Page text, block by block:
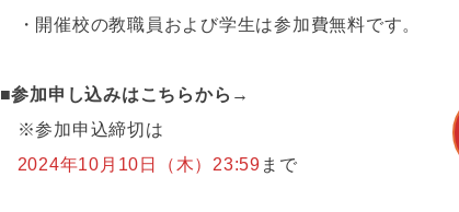
・開催校の教職員および学生は参加費無料です。
■参加申し込みはこちらから→
※参加申込締切は
2024年10月10日（木）23:59 まで